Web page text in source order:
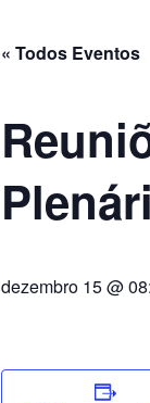
« Todos Eventos
dezembro 15 @